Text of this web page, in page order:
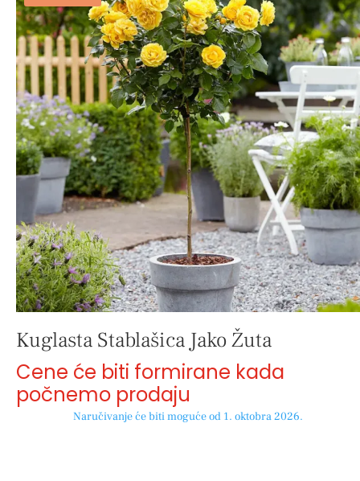
Kuglasta Stablašica Jako Žuta
Cene će biti formirane kada
počnemo prodaju
Naručivanje će biti moguće od 1. oktobra 2026.